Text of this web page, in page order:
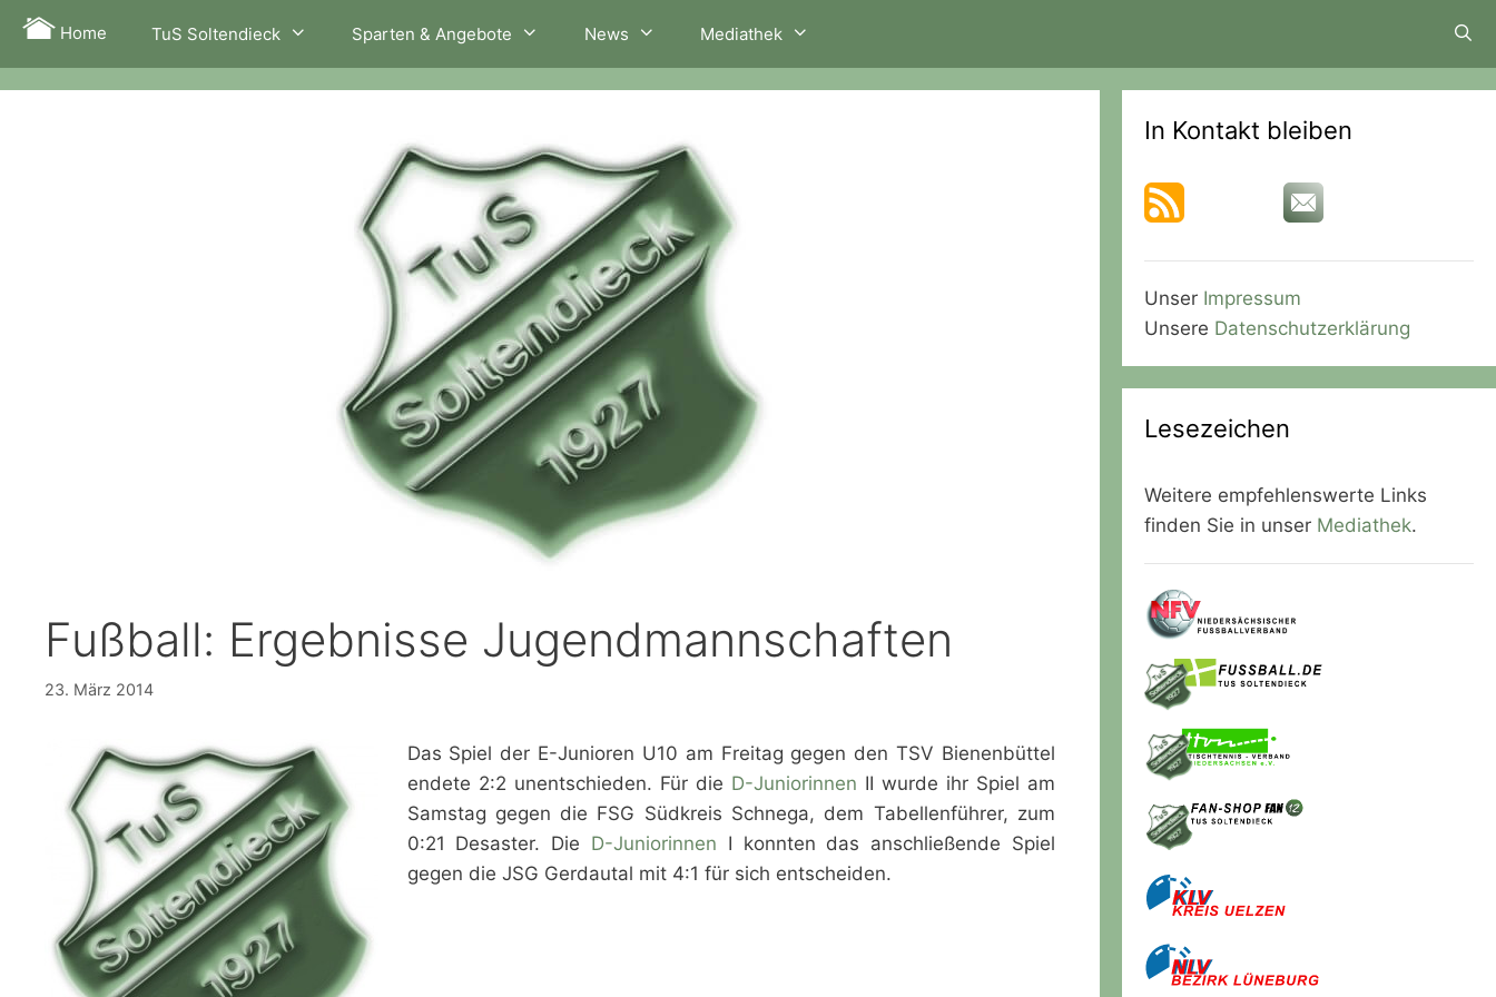
Zum
Inhalt
springen
Home TuS Soltendieck Sparten & Angebote News Mediathek
Fußball: Ergebnisse Jugendmannschaften
23. März 2014
Das Spiel der E-Junioren U10 am Freitag gegen den TSV Bienenbüttel
endete 2:2 unentschieden. Für die D-Juniorinnen II wurde ihr Spiel am
Samstag gegen die FSG Südkreis Schnega, dem Tabellenführer, zum
0:21 Desaster. Die D-Juniorinnen I konnten das anschließende Spiel
gegen die JSG Gerdautal mit 4:1 für sich entscheiden.
In Kontakt bleiben
Unser Impressum
Unsere Datenschutzerklärung
Lesezeichen
Weitere empfehlenswerte Links
finden Sie in unser Mediathek.